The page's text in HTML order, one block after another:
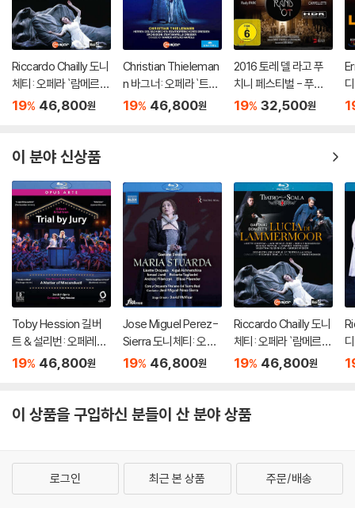
2) 사양 오인지, 오 구매, 변심 사유로의 반품은 제품 개봉 전에만 운임비
부담 후 처리 가능합니다.
3) 스틸북 한정판, 초회 한정판의 경우 제작 수량이 한정되어 있고, 택배
이동 과정에서의 손상이 발생하면, 재 판매가 어려우므로 신중한 구매 선
택을 부탁드립니다.
4) 한정판 상품의 변심, 오구매로 인한 반품은 회송된 상품의 상태 확인 후
Riccardo Chailly 도니
체티: 오페라 `람메르모
르의 루치아` (Donizet
19% 46,800원
Christian Thieleman
n 바그너: 오페라 `트리
스탄과 이졸데` (Wagn
19% 46,800원
2016 토레 델 라고 푸
치니 페스티벌 - 푸치
니 ‘투란도트’ 실황 [4K
19% 32,500원
이 분야 신상품
Toby Hession 길버
트 & 설리번: 오페레타 `
배심재판` 외 (Gilbert
19% 46,800원
Jose Miguel Perez-
Sierra 도니체티: 오페
라 `마리아 스투아르다`
19% 46,800원
Riccardo Chailly 도니
체티: 오페라 `람메르모
르의 루치아` (Donizet
19% 46,800원
이 상품을 구입하신 분들이 산 분야 상품
로그인 최근 본 상품 주문/배송